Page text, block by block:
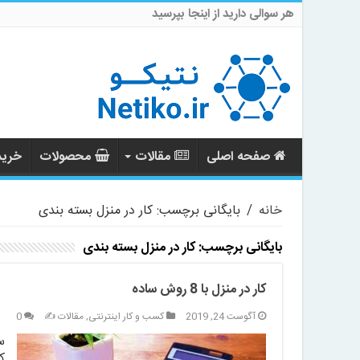
هر سوالی دارید از اینجا بپرسید
صفحه اصلی مقالات محصولات
خانه / بایگانی برچسب: کار در منزل بسته بندی
بایگانی برچسب:کار در منزل بسته بندی
کار در منزل با 8 روش ساده
آگوست 24, 2019 کسب و کار اینترنتی,مقالات ✍️ 0